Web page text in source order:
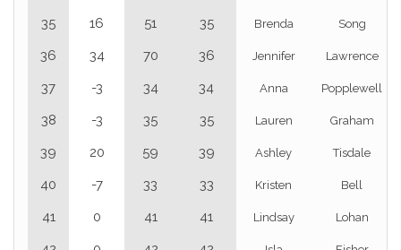
35 16 51 35 Brenda Song
36 34 70 36 Jennifer Lawrence
37 -3 34 34 Anna Popplewell
38 -3 35 35 Lauren Graham
39 20 59 39 Ashley Tisdale
40 -7 33 33 Kristen Bell
41 0 41 41 Lindsay Lohan